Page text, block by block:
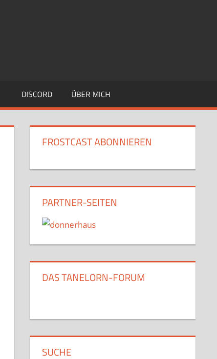
DISCORD ÜBER MICH
FROSTCAST ABONNIEREN
PARTNER-SEITEN
DAS TANELORN-FORUM
SUCHE